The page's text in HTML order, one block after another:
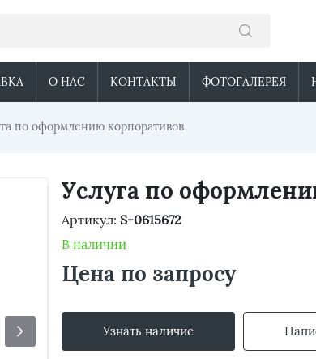
О НАС КОНТАКТЫ ФОТОГАЛЕРЕЯ
по оформлению корпоративов
Услуга по
Артикул: S-0615672
В наличии
Цена по запросу
Узнать наличие